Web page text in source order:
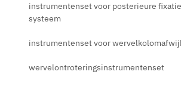
instrumentenset voor posterieure
systeem
instrumentenset voor
wervelontroteringsinstrumentenset